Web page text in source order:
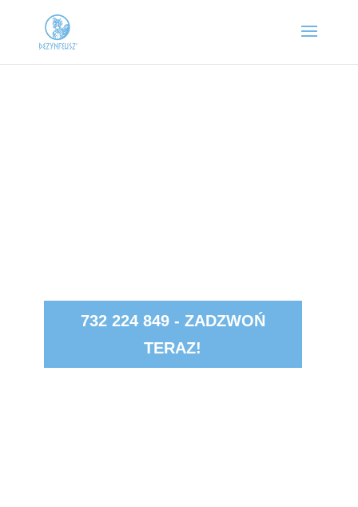
732 224 849 - ZADZWOŃ
TERAZ!